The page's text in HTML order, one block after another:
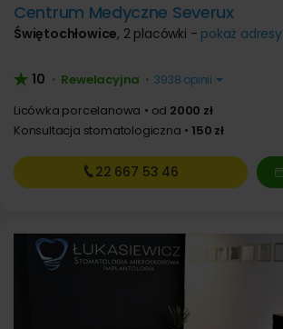
Centrum Medyczne Severux
Świętochłowice, 2 placówki - pokaż adresy
10 • Rewelacyjna • 3938 opinii
Licówka porcelanowa od 2000 zł
Konsultacja stomatologiczna
150 zł
22 667 53 46